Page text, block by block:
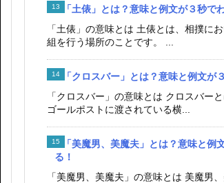
「土俵」とは？意味と例文が３秒で
「土俵」の意味とは 土俵とは、相撲に
組を行う場所のことです。 ...
「クロスバー」とは？意味と例文が
「クロスバー」の意味とは クロスバー
ゴールポストに渡されている横...
「美魔男、美魔夫」とは？意味と例
る！
「美魔男、美魔夫」の意味とは 美魔男、